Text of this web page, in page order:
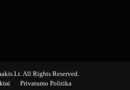
All Rights Reserved.
Privatumo Politika